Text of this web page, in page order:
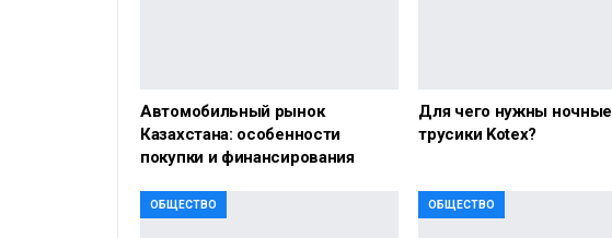
Автомобильный рынок
Казахстана: особенности
покупки и финансирования
Для чего нужны ночные
трусики Kotex?
ОБЩЕСТВО ОБЩЕСТВО